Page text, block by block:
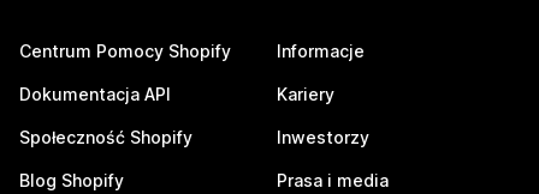
Centrum Pomocy Shopify
Dokumentacja API
Społeczność Shopify
Blog Shopify
Informacje
Kariery
Inwestorzy
Prasa i media